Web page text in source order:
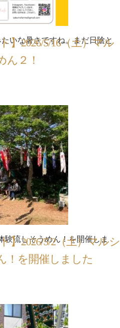
】2026/5/16（土）マル
ん２！
いな暑さですね。まだ日陰と
】2026/5/2（土）マルシ
！を開催しました
験流しそうめん！を開催しま